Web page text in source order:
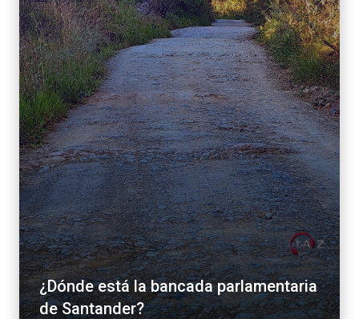
¿Dónde está la bancada parlamentaria
de Santander?